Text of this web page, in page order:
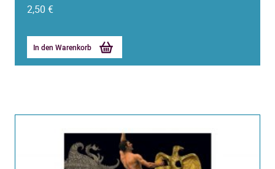
2,50 €
In den Warenkorb